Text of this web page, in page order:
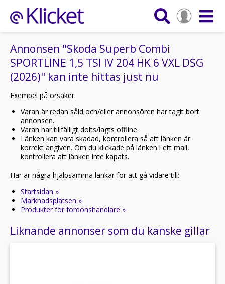
Annonsen "Skoda Superb Combi
SPORTLINE 1,5 TSI IV 204 HK 6 VXL DSG
(2026)" kan inte hittas just nu
Exempel på orsaker:
Varan är redan såld och/eller annonsören har tagit bort
annonsen.
Varan har tillfälligt dolts/lagts offline.
Länken kan vara skadad, kontrollera så att länken är
korrekt angiven. Om du klickade på länken i ett mail,
kontrollera att länken inte kapats.
Här är några hjälpsamma länkar för att gå vidare till:
Startsidan »
Marknadsplatsen »
Produkter för fordonshandlare »
Liknande annonser som du kanske gillar